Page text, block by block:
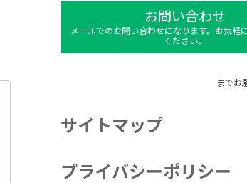
お問い合わせ
メールでのお問い合わせになります。お気軽
ください。
までお
サイトマップ
プライバシーポリシー